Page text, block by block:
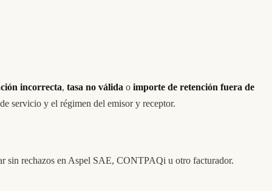
incorrecta, tasa no válida o importe de retención fuera de
servicio y el régimen del emisor y receptor.
sin rechazos en Aspel SAE, CONTPAQi u otro facturador.